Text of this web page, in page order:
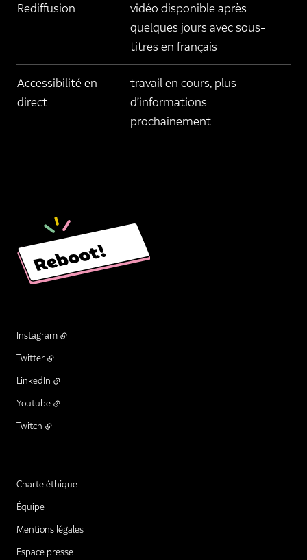
Rediffusion
vidéo disponible après
quelques jours avec sous-
titres en français
Accessibilité en
direct
travail en cours, plus
d’informations
prochainement
Instagram
Twitter
LinkedIn
Youtube
Twitch
Charte éthique
Équipe
Mentions légales
Espace presse